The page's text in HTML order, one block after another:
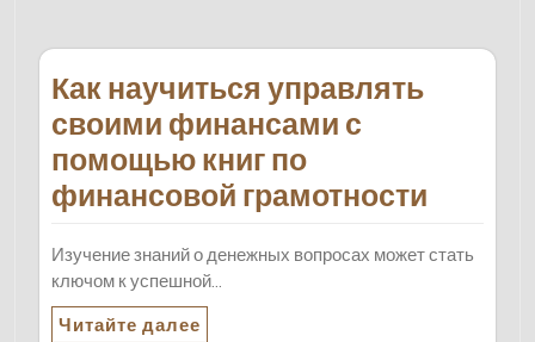
Как научиться управлять
своими финансами с
помощью книг по
финансовой грамотности
Изучение знаний о денежных вопросах может стать
ключом к успешной…
Читайте далее